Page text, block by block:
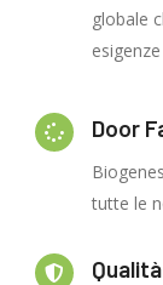
globale
Door
tutte le